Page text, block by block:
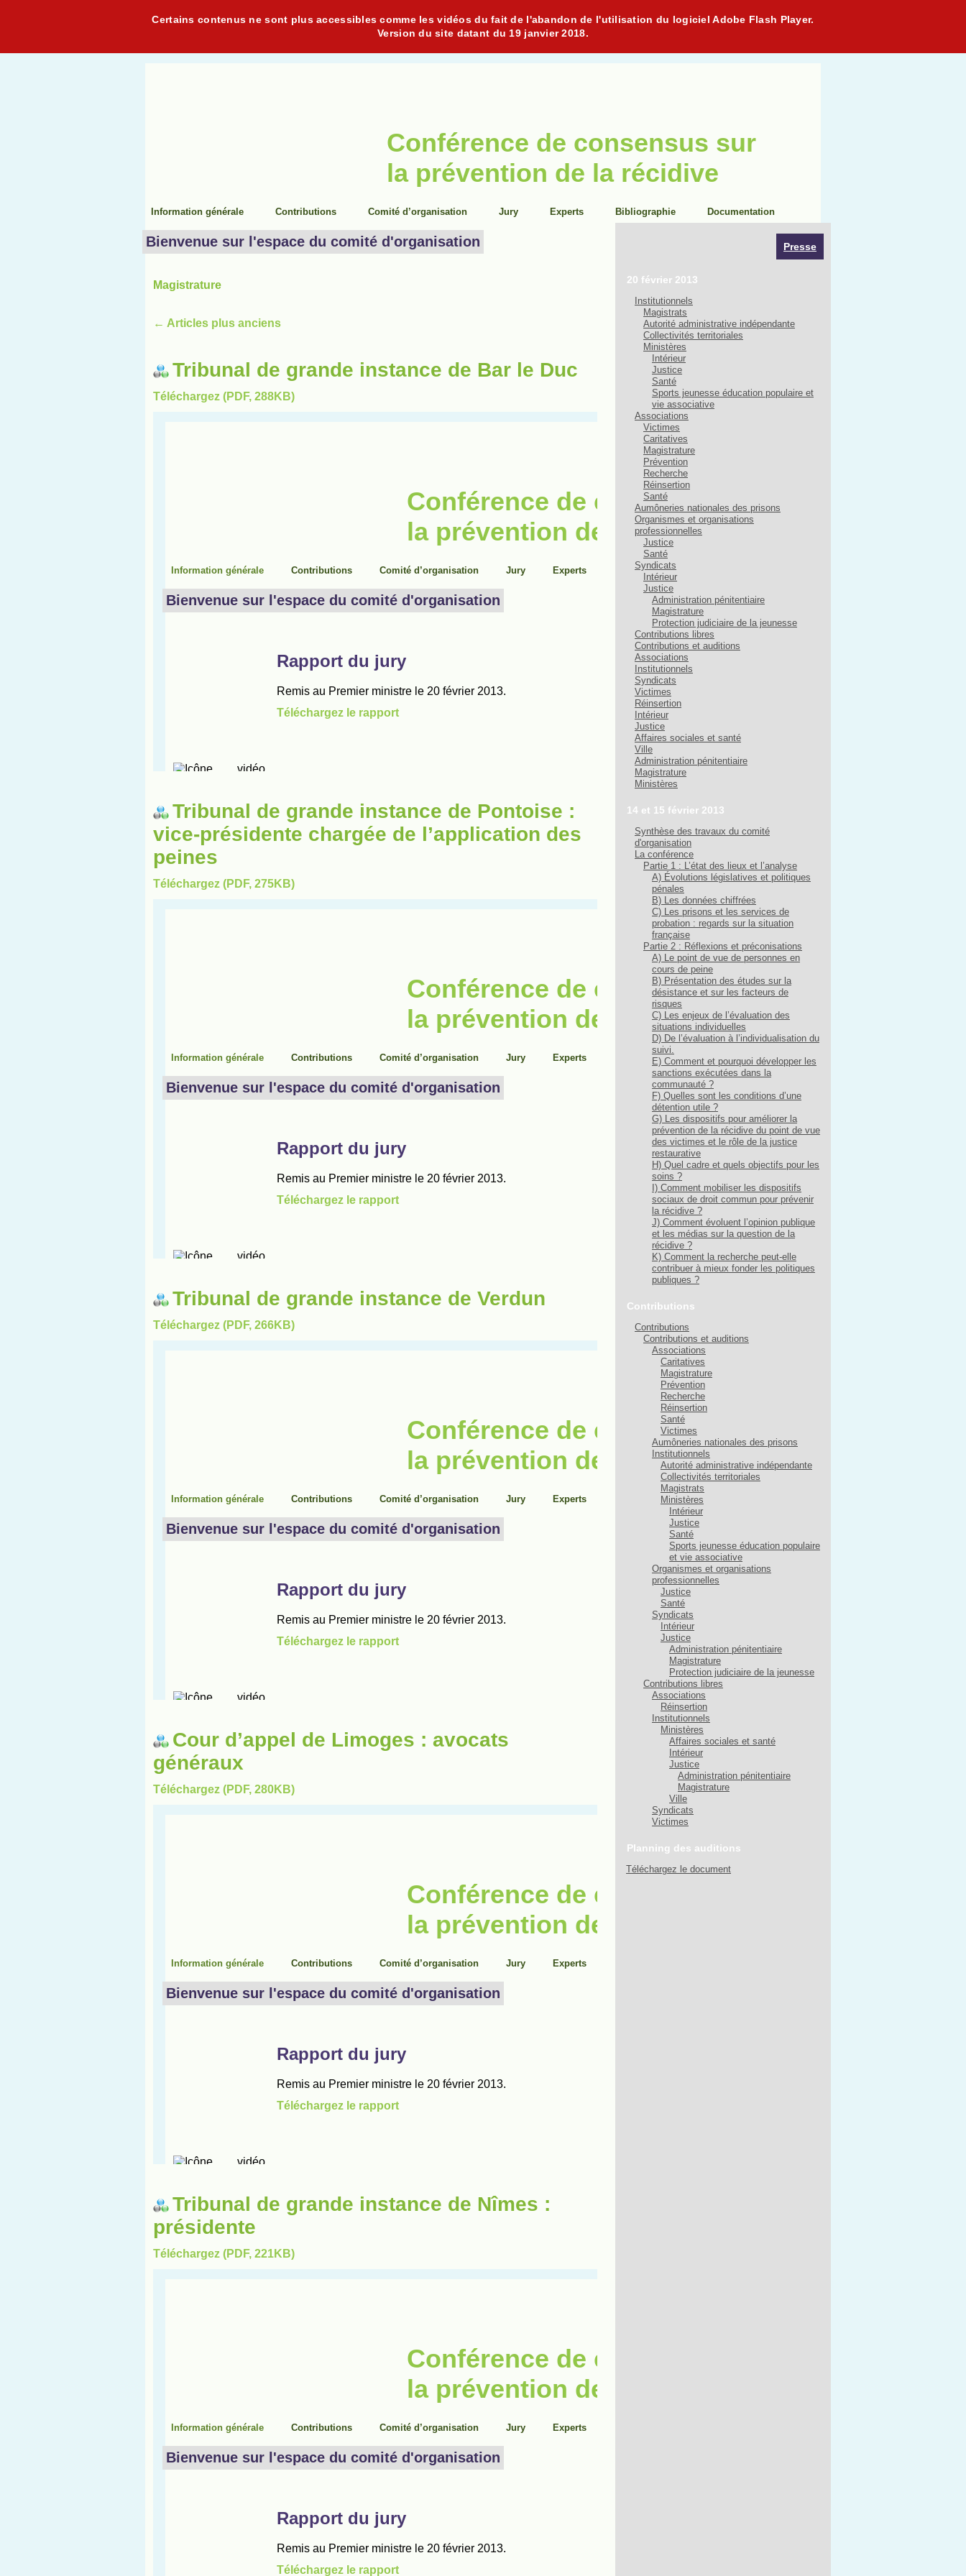
Certains contenus ne sont plus accessibles comme les vidéos du fait de l'abandon de l'utilisation du logiciel Adobe Flash Player.
Version du site datant du 19 janvier 2018.
Conférence de consensus sur
la prévention de la récidive
Information générale Contributions Comité d’organisation Jury Experts Bibliographie Documentation
Bienvenue sur l'espace du comité d'organisation
Magistrature
← Articles plus anciens
Tribunal de grande instance de Bar le Duc
Téléchargez (PDF, 288KB)
Tribunal de grande instance de Pontoise :
vice-présidente chargée de l’application des
peines
Téléchargez (PDF, 275KB)
Tribunal de grande instance de Verdun
Téléchargez (PDF, 266KB)
Cour d’appel de Limoges : avocats
généraux
Téléchargez (PDF, 280KB)
Tribunal de grande instance de Nîmes :
présidente
Téléchargez (PDF, 221KB)
Presse
20 février 2013
Institutionnels
Magistrats
Autorité administrative indépendante
Collectivités territoriales
Ministères
Intérieur
Justice
Santé
Sports jeunesse éducation populaire et
vie associative
Associations
Victimes
Caritatives
Magistrature
Prévention
Recherche
Réinsertion
Santé
Aumôneries nationales des prisons
Organismes et organisations
professionnelles
Justice
Santé
Syndicats
Intérieur
Justice
Administration pénitentiaire
Magistrature
Protection judiciaire de la jeunesse
Contributions libres
Contributions et auditions
Associations
Institutionnels
Syndicats
Victimes
Réinsertion
Intérieur
Justice
Affaires sociales et santé
Ville
Administration pénitentiaire
Magistrature
Ministères
14 et 15 février 2013
Synthèse des travaux du comité
d'organisation
La conférence
Partie 1 : L’état des lieux et l’analyse
A) Évolutions législatives et politiques
pénales
B) Les données chiffrées
C) Les prisons et les services de
probation : regards sur la situation
française
Partie 2 : Réflexions et préconisations
A) Le point de vue de personnes en
cours de peine
B) Présentation des études sur la
désistance et sur les facteurs de
risques
C) Les enjeux de l’évaluation des
situations individuelles
D) De l’évaluation à l’individualisation du
suivi.
E) Comment et pourquoi développer les
sanctions exécutées dans la
communauté ?
F) Quelles sont les conditions d’une
détention utile ?
G) Les dispositifs pour améliorer la
prévention de la récidive du point de vue
des victimes et le rôle de la justice
restaurative
H) Quel cadre et quels objectifs pour les
soins ?
I) Comment mobiliser les dispositifs
sociaux de droit commun pour prévenir
la récidive ?
J) Comment évoluent l’opinion publique
et les médias sur la question de la
récidive ?
K) Comment la recherche peut-elle
contribuer à mieux fonder les politiques
publiques ?
Contributions
Contributions
Contributions et auditions
Associations
Caritatives
Magistrature
Prévention
Recherche
Réinsertion
Santé
Victimes
Aumôneries nationales des prisons
Institutionnels
Autorité administrative indépendante
Collectivités territoriales
Magistrats
Ministères
Intérieur
Justice
Santé
Sports jeunesse éducation populaire
et vie associative
Organismes et organisations
professionnelles
Justice
Santé
Syndicats
Intérieur
Justice
Administration pénitentiaire
Magistrature
Protection judiciaire de la jeunesse
Contributions libres
Associations
Réinsertion
Institutionnels
Ministères
Affaires sociales et santé
Intérieur
Justice
Administration pénitentiaire
Magistrature
Ville
Syndicats
Victimes
Planning des auditions
Téléchargez le document